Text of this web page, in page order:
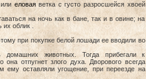
еловаяветка с густо разросшейся хвоей
на ночь как в бане, так и в овине; на
облик .
при покупке белой лошади ее вводили во
животных. Тогда прибегали к
отпугнет злого духа. Дворового всегда
ему оставляли угощение, при переезде на